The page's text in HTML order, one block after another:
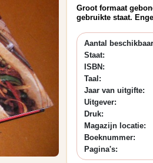
Groot formaat
gebruikte staat.
Aantal
Staat:
ISBN:
Taal:
Jaar van uitgifte:
Uitgever:
Druk:
Magazijn locatie:
Boeknummer:
Pagina's: